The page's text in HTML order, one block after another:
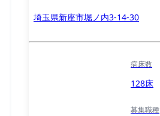
埼玉県新座市堀ノ内3-14-30
病床数
128床
募集職種